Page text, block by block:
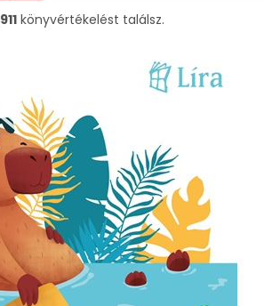
911könyvértékelést találsz.